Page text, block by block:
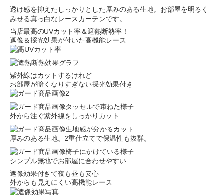
透け感を抑えたしっかりとした厚みのある生地。お部屋を明るく
みせる真っ白なレースカーテンです。
当店最高のUVカット率＆遮熱断熱率！
遮像＆採光効果が付いた高機能レース
紫外線はカットするけれど
お部屋が暗くなりすぎない採光効果付き
外から注ぐ紫外線をしっかりカット
厚みのある生地。2重仕立てで保温性も抜群。
シンプル無地でお部屋に合わせやすい
遮像効果付きで夜も昼も安心
外からも見えにくい高機能レース